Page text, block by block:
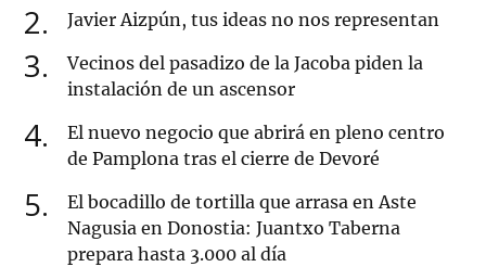
2 Javier Aizpún, tus ideas no nos representan
3
Vecinos del pasadizo de la Jacoba piden la
instalación de un ascensor
4
El nuevo negocio que abrirá en pleno centro
de Pamplona tras el cierre de Devoré
5
El bocadillo de tortilla que arrasa en Aste
Nagusia en Donostia: Juantxo Taberna
prepara hasta 3.000 al día